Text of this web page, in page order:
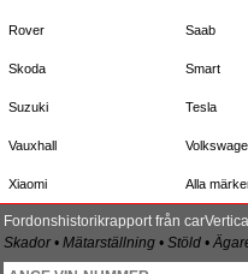
Rover Saab
Skoda Smart
Suzuki Tesla
Vauxhall
Xiaomi Alla
Fordonshistorikrapport från
Skador • Mätarställning • Stöld •